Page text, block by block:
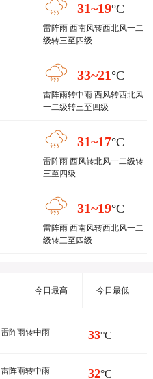
31~19°C
雷阵雨 西南风转西北风一二
级转三至四级
33~21 °C
雷阵雨转中雨 西风转西北风
一二级转三至四级
31~17°C
雷阵雨 西风转北风一二级转
三至四级
31~19°C
雷阵雨 西南风转西北风一二
级转三至四级
今日最高 今日最低
雷阵雨转中雨 33°C
雷阵雨转中雨 32°C